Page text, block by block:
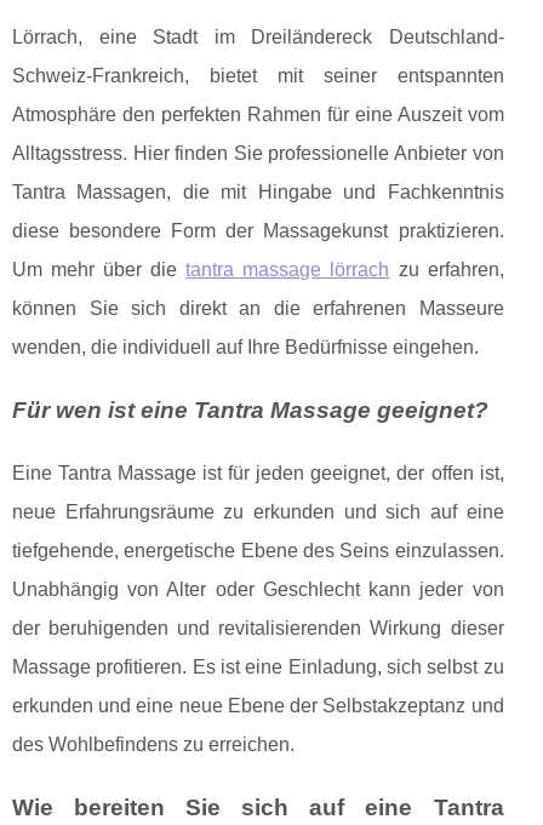
Lörrach, eine Stadt im Dreiländereck Deutschland-
Schweiz-Frankreich, bietet mit seiner entspannten
Atmosphäre den perfekten Rahmen für eine Auszeit vom
Alltagsstress. Hier finden Sie professionelle Anbieter von
Tantra Massagen, die mit Hingabe und Fachkenntnis
diese besondere Form der Massagekunst praktizieren.
Um mehr über dietantra massage lörrach zu erfahren,
können Sie sich direkt an die erfahrenen Masseure
wenden, die individuell auf Ihre Bedürfnisse eingehen.
Für wen ist eine Tantra Massage geeignet?
Eine Tantra Massage ist für jeden geeignet, der offen ist,
neue Erfahrungsräume zu erkunden und sich auf eine
tiefgehende, energetische Ebene des Seins einzulassen.
Unabhängig von Alter oder Geschlecht kann jeder von
der beruhigenden und revitalisierenden Wirkung dieser
Massage profitieren. Es ist eine Einladung, sich selbst zu
erkunden und eine neue Ebene der Selbstakzeptanz und
des Wohlbefindens zu erreichen.
Wie bereiten Sie sich auf eine Tantra